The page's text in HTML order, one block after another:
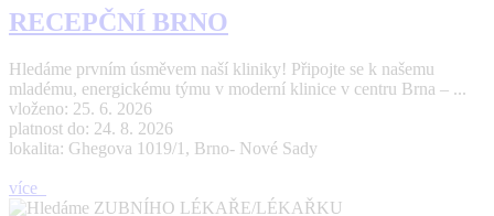
RECEPČNÍ BRNO
Hledáme prvním úsměvem naší kliniky! Připojte se k našemu
mladému, energickému týmu v moderní klinice v centru Brna – ...
vloženo: 25. 6. 2026
platnost do: 24. 8. 2026
lokalita: Ghegova 1019/1, Brno- Nové Sady
více